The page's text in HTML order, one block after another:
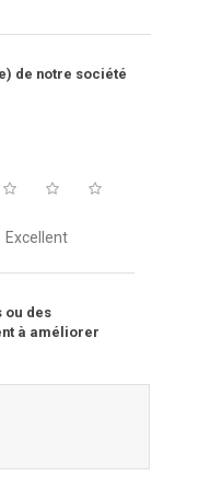
de notre société
Excellent
ou des
à améliorer